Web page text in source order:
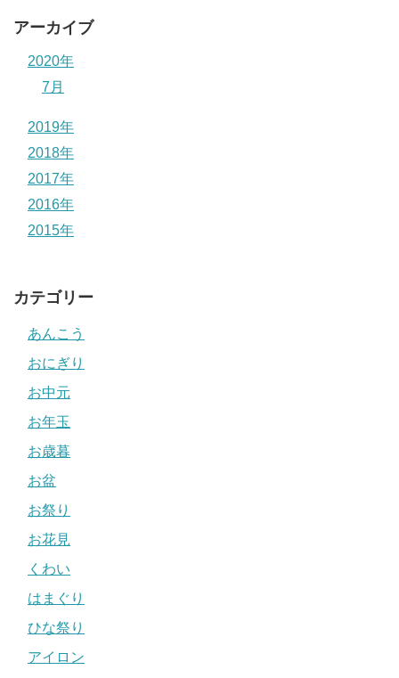
アーカイブ
2020年
7月
2019年
2018年
2017年
2016年
2015年
カテゴリー
あんこう
おにぎり
お中元
お年玉
お歳暮
お盆
お祭り
お花見
くわい
はまぐり
ひな祭り
アイロン